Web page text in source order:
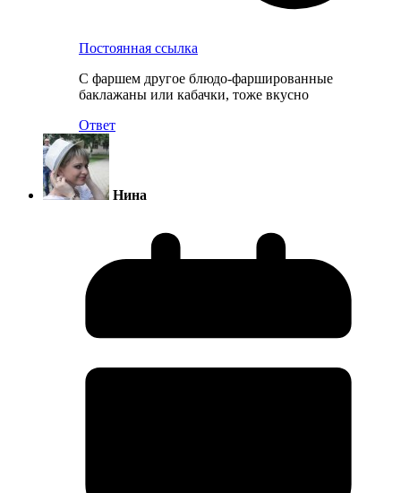
Постоянная ссылка
С фаршем другое блюдо-фаршированные
баклажаны или кабачки, тоже вкусно
Ответ
Нина